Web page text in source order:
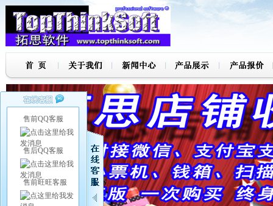
售前QQ客服
售后QQ客服
售前旺旺客服